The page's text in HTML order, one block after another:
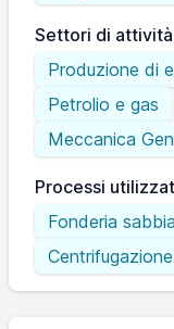
Settori di attività
Produzione di
Petrolio e gas
Meccanica
Processi
Fonderia